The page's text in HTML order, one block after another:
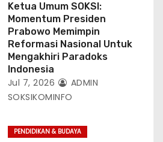
Ketua Umum SOKSI:
Momentum Presiden
Prabowo Memimpin
Reformasi Nasional Untuk
Mengakhiri Paradoks
Indonesia
Jul 7, 2026
ADMIN
SOKSIKOMINFO
PENDIDIKAN & BUDAYA